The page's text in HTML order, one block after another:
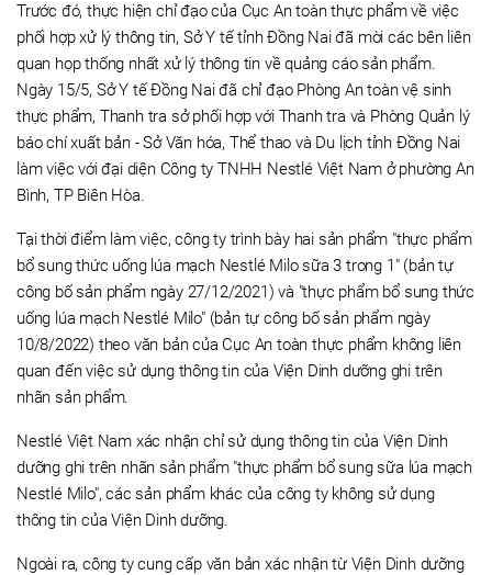
Trước đó, thực hiện chỉ đạo của Cục An toàn thực phẩm về việc
phối hợp xử lý thông tin, Sở Y tế tỉnh Đồng Nai đã mời các bên liên
quan họp thống nhất xử lý thông tin về quảng cáo sản phẩm.
Ngày 15/5, Sở Y tế Đồng Nai đã chỉ đạo Phòng An toàn vệ sinh
thực phẩm, Thanh tra sở phối hợp với Thanh tra và Phòng Quản lý
báo chí xuất bản - Sở Văn hóa, Thể thao và Du lịch tỉnh Đồng Nai
làm việc với đại diện Công ty TNHH Nestlé Việt Nam ở phường An
Bình, TP Biên Hòa.
Tại thời điểm làm việc, công ty trình bày hai sản phẩm "thực phẩm
bổ sung thức uống lúa mạch Nestlé Milo sữa 3 trong 1" (bản tự
công bố sản phẩm ngày 27/12/2021) và "thực phẩm bổ sung thức
uống lúa mạch Nestlé Milo" (bản tự công bố sản phẩm ngày
10/8/2022) theo văn bản của Cục An toàn thực phẩm không liên
quan đến việc sử dụng thông tin của Viện Dinh dưỡng ghi trên
nhãn sản phẩm.
Nestlé Việt Nam xác nhận chỉ sử dụng thông tin của Viện Dinh
dưỡng ghi trên nhãn sản phẩm "thực phẩm bổ sung sữa lúa mạch
Nestlé Milo", các sản phẩm khác của công ty không sử dụng
thông tin của Viện Dinh dưỡng.
Ngoài ra, công ty cung cấp văn bản xác nhận từ Viện Dinh dưỡng